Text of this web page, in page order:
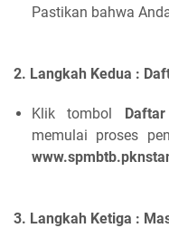
Pastikan bahwa
2. Langkah Kedua :
Klik tombol Daftar
memulai proses
3. Langkah Ketiga :